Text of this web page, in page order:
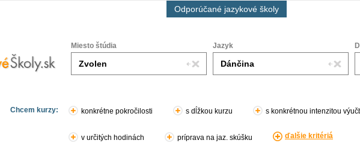
Odporúčané jazykové školy
Miesto štúdia Jazyk
Chcem kurzy: konkrétne pokročilosti s dĺžkou kurzu s konkrétnou intenzitou
v určitých hodinách príprava na jaz. skúšku ďalšie kritériá